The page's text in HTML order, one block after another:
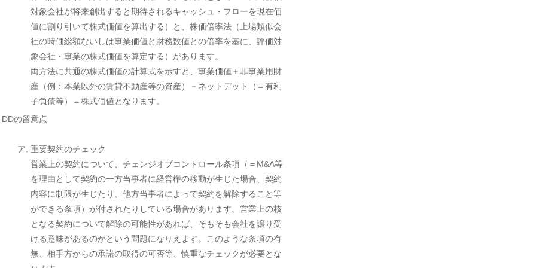
対象会社が将来創出すると期待されるキャッシュ・フローを現在価
値に割り引いて株式価値を算出する）と、株価倍率法（上場類似会
社の時価総額ないしは事業価値と財務数値との倍率を基に、評価対
象会社・事業の株式価値を算定する）があります。
両方法に共通の株式価値の計算式を示すと、事業価値＋非事業用財
産（例：本業以外の賃貸不動産等の資産）－ネットデット（＝有利
子負債等）＝株式価値となります。
の留意点
重要契約のチェック
営業上の契約について、チェンジオブコントロール条項（＝M&A等
を理由として契約の一方当事者に経営権の移動が生じた場合、契約
内容に制限が生じたり、他方当事者によって契約を解除すること等
ができる条項）が付されたりしている場合があります。営業上の核
となる契約について解除の可能性があれば、そもそも会社を譲り受
ける意味があるのかという問題になりえます。このような条項の有
無、相手方からの承諾の取得の可否等、慎重なチェックが必要とな